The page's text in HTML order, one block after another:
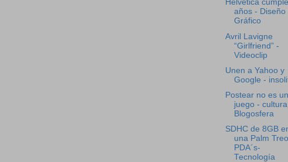
Helvetica
años - Diseño
Gráfico
Avril Lavigne
“Girlfriend” -
Videoclip
Unen a Yahoo y
Google -
Postear no es un
juego - cultura
Blogosfera
SDHC de 8GB
una Palm
PDA´s-
Tecnología